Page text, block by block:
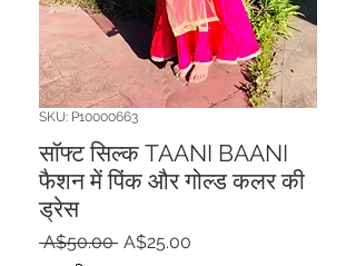
SKU: P10000663
सॉफ्ट सिल्क TAANI BAANI
फैशन में पिंक और गोल्ड कलर की
ड्रेस
A$50.00 नियमित
A$25.00